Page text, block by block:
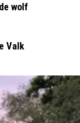
wolf
Valk